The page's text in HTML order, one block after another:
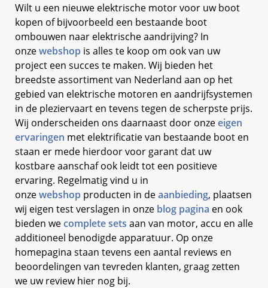
Wilt u een nieuwe elektrische motor voor uw boot
kopen of bijvoorbeeld een bestaande boot
ombouwen naar elektrische aandrijving? In
onzewebshop is alles te koop om ook van uw
project een succes te maken. Wij bieden het
breedste assortiment van Nederland aan op het
gebied van elektrische motoren en aandrijfsystemen
in de pleziervaart en tevens tegen de scherpste prijs.
Wij onderscheiden ons daarnaast door onzeeigen
ervaringen met elektrificatie van bestaande boot en
staan er mede hierdoor voor garant dat uw
kostbare aanschaf ook leidt tot een positieve
ervaring. Regelmatig vind u in
onzewebshop producten in deaanbieding, plaatsen
wij eigen test verslagen in onze blog pagina en ook
bieden wecomplete sets aan van motor, accu en alle
additioneel benodigde apparatuur. Op onze
homepagina staan tevens een aantal reviews en
beoordelingen van tevreden klanten, graag zetten
we uw review hier nog bij.